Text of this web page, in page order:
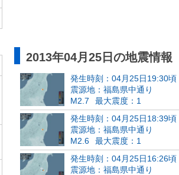
2013年04月25日の地震情報
発生時刻：04月25日19:30頃
震源地：福島県中通り
M2.7
最大震度：1
発生時刻：04月25日18:39頃
震源地：福島県中通り
M2.6
最大震度：1
発生時刻：04月25日16:26頃
震源地：福島県中通り